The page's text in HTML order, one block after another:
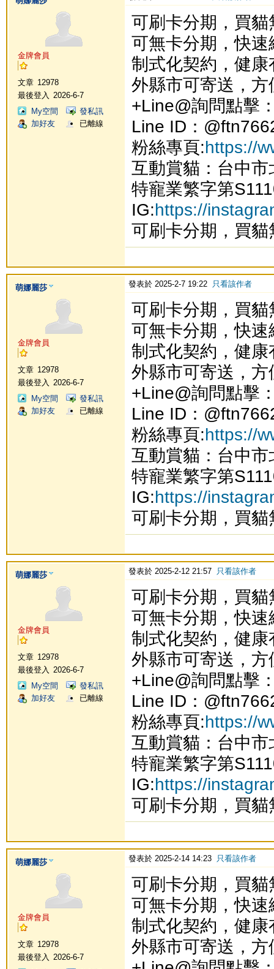
金牌會員
文章 12978
最後登入
2026-6-7
My空間
發私訊
加好友
已離線
可刷卡分期，買貓
可無卡分期，快速
制式化契約，健康
外縣市可寄送，
+Line@詢問點擊
Line ID：
粉絲專頁:https://
互動賞貓：台中
特寵業繁字第
IG:https://
可刷卡分期，買貓
萌娜麗莎
金牌會員
文章 12978
最後登入
2026-6-7
My空間
發私訊
加好友
已離線
發表於 2025-2-7 19:22 只看該作者
可刷卡分期，買貓
可無卡分期，快速
制式化契約，健康
外縣市可寄送，
+Line@詢問點擊
Line ID：
粉絲專頁:https://
互動賞貓：台中
特寵業繁字第
IG:https://
可刷卡分期，買貓
萌娜麗莎
金牌會員
文章 12978
最後登入
2026-6-7
My空間
發私訊
加好友
已離線
發表於 2025-2-12 21:57 只看該作者
可刷卡分期，買貓
可無卡分期，快速
制式化契約，健康
外縣市可寄送，
+Line@詢問點擊
Line ID：
粉絲專頁:https://
互動賞貓：台中
特寵業繁字第
IG:https://
可刷卡分期，買貓
萌娜麗莎
金牌會員
文章 12978
最後登入
2026-6-7
發表於 2025-2-14 14:23 只看該作者
可刷卡分期，買貓
可無卡分期，快速
制式化契約，健康
外縣市可寄送，